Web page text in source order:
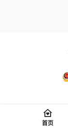
首页